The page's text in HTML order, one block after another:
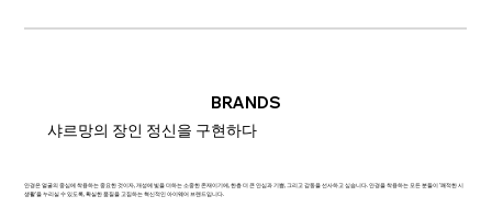
BRANDS
샤르망의 장인 정신을 구현하다
안경은 얼굴의 중심에 착용하는 중요한 것이자, 개성에 빛을 더하는 소중한 존재이기에, 한층 더 큰 안심과 기쁨, 그리고 감동을 선사하고 싶습니다. 안경을 착용하는 모든 분들이 '쾌적한 시
생활'을 누리실 수 있도록, 확실한 품질을 고집하는 혁신적인 아이웨어 브랜드입니다.